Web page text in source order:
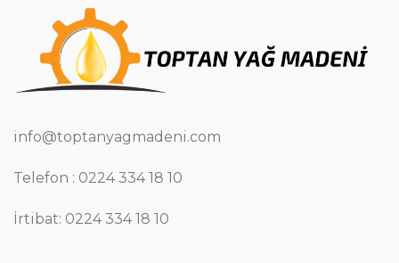
info@toptanyagmadeni.com
Telefon : 0224 334 18 10
İrtibat: 0224 334 18 10